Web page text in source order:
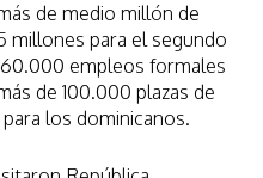
de medio millón de
millones para el segundo
empleos formales
de 100.000 plazas de
los dominicanos.